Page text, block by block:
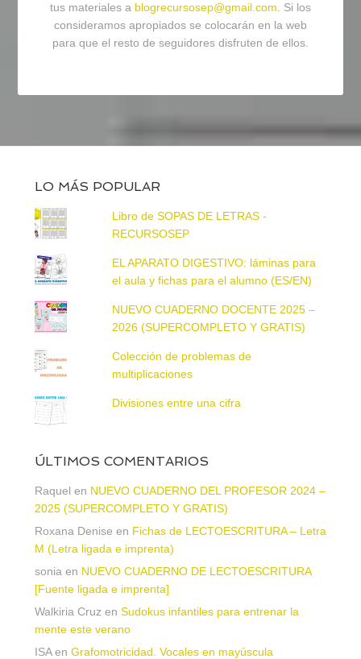
tus materiales a blogrecursosep@gmail.com. Si los
consideramos apropiados se colocarán en la web
para que el resto de seguidores disfruten de ellos.
LO MÁS POPULAR
Libro de SOPAS DE LETRAS -
RECURSOSEP
EL APARATO DIGESTIVO: láminas para
el aula y fichas para el alumno (ES/EN)
NUEVO CUADERNO DOCENTE 2025 –
2026 (SUPERCOMPLETO Y GRATIS)
Colección de problemas de
multiplicaciones
Divisiones entre una cifra
ÚLTIMOS COMENTARIOS
Raquel en NUEVO CUADERNO DEL PROFESOR 2024 –
2025 (SUPERCOMPLETO Y GRATIS)
Roxana Denise en Fichas de LECTOESCRITURA – Letra
M (Letra ligada e imprenta)
sonia en NUEVO CUADERNO DE LECTOESCRITURA
[Fuente ligada e imprenta]
Walkiria Cruz en Sudokus infantiles para entrenar la
mente este verano
ISAen Grafomotricidad. Vocales en mayúscula